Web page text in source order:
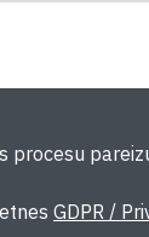
procesu
GDPR /